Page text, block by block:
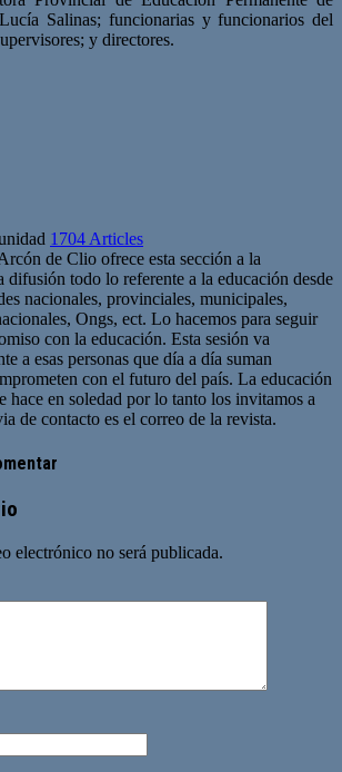
Salinas; funcionarias y funcionarios del
y directores.
1704 Articles
de Clio ofrece esta sección a la
difusión todo lo referente a la educación desde
nacionales, provinciales, municipales,
Ongs, ect. Lo hacemos para seguir
con la educación. Esta sesión va
a esas personas que día a día suman
con el futuro del país. La educación
hace en soledad por lo tanto los invitamos a
de contacto es el correo de la revista.
electrónico no será publicada.